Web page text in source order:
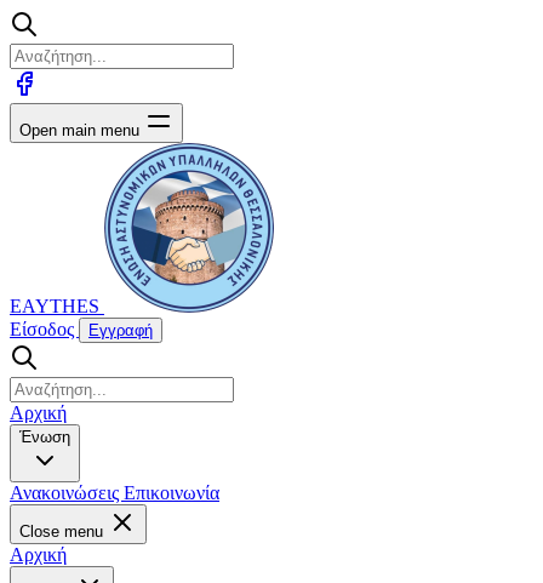
Open main menu
EAYTHES
Είσοδος
Εγγραφή
Αρχική
Ένωση
Ανακοινώσεις Επικοινωνία
Close menu
Αρχική